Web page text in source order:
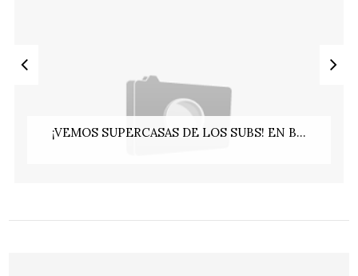
¡VEMOS SUPERCASAS DE LOS SUBS! EN B...